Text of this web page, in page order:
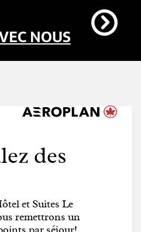
NOUS
des
et Suites Le
remettrons un